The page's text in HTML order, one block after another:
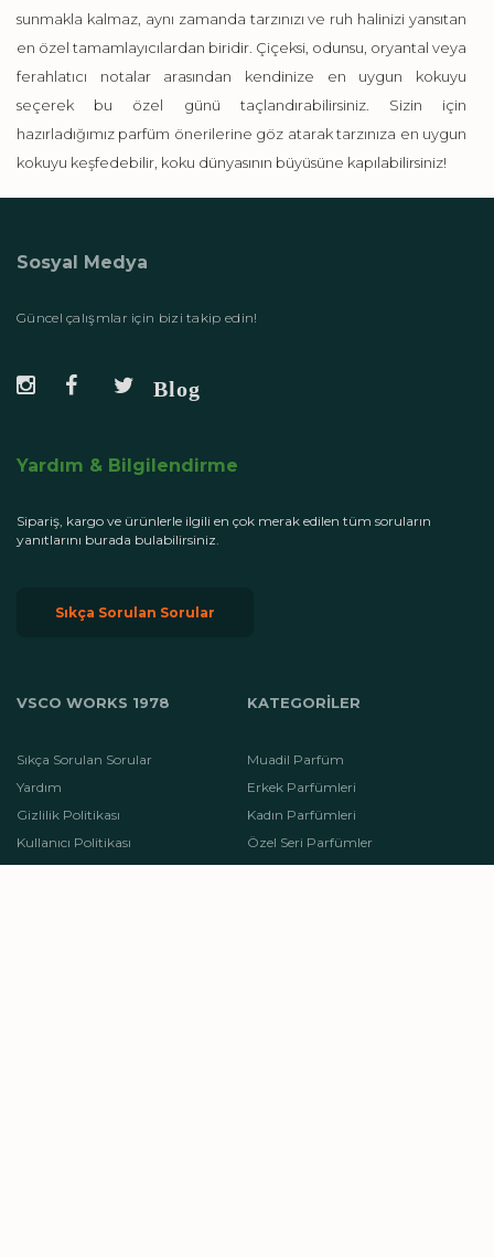
sunmakla kalmaz, aynı zamanda tarzınızı ve ruh halinizi yansıtan
en özel tamamlayıcılardan biridir. Çiçeksi, odunsu, oryantal veya
ferahlatıcı notalar arasından kendinize en uygun kokuyu
seçerek bu özel günü taçlandırabilirsiniz. Sizin için
hazırladığımız parfüm önerilerine göz atarak tarzınıza en uygun
kokuyu keşfedebilir, koku dünyasının büyüsüne kapılabilirsiniz!
Sosyal Medya
Güncel çalışmlar için bizi takip edin!
Yardım & Bilgilendirme
Sipariş, kargo ve ürünlerle ilgili en çok merak edilen tüm soruların
yanıtlarını burada bulabilirsiniz.
Sıkça Sorulan Sorular
VSCO WORKS 1978 KATEGORİLER
Sıkça Sorulan Sorular
Muadil Parfüm
Yardım
Erkek Parfümleri
Gizlilik Politikası
Kadın Parfümleri
Kullanıcı Politikası
Özel Seri Parfümler
Satış Sözleşmesi
Niş Erkek Parfümleri